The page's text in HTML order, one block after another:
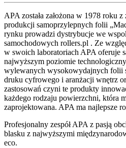
APA została założona w 1978 roku
produkcji samoprzylepnych folii
rynku prowadzi dystrybucje we
samochodowych rollers.pl . Ze
w swoich laboratoriach APA oferuje
najwyższym poziomie
wylewanych wysokowydajnych folii
druku cyfrowego i aranżacji wnętrz
zastosowań czyni te produkty
każdego rodzaju powierzchni, która
zaprojektowana. APA ma najlepsze
Profesjonalny zespół APA z pasją
blasku z najwyższymi
eco.